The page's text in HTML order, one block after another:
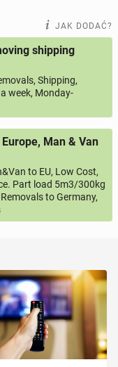
JAK DODAĆ?
shipping
Shipping,
week, Monday-
Man & Van
to EU, Low Cost,
Part load 5m3/300kg
to Germany,